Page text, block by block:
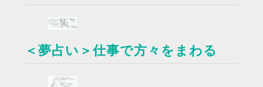
＜夢占い＞仕事で方々をまわる